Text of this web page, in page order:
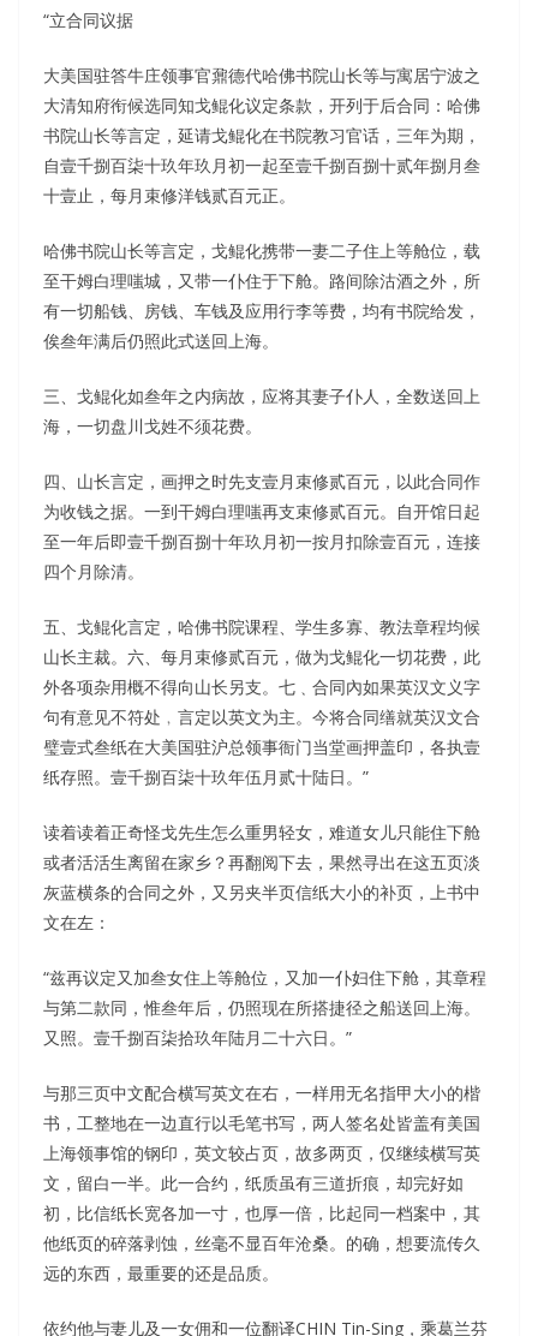
“立合同议据
大美国驻答牛庄领事官鼐德代哈佛书院山长等与寓居宁波之
大清知府衔候选同知戈鲲化议定条款，开列于后合同：哈佛
书院山长等言定，延请戈鲲化在书院教习官话，三年为期，
自壹千捌百柒十玖年玖月初一起至壹千捌百捌十贰年捌月叁
十壹止，每月束修洋钱贰百元正。
哈佛书院山长等言定，戈鲲化携带一妻二子住上等舱位，载
至干姆白理嗤城，又带一仆住于下舱。路间除沽酒之外，所
有一切船钱、房钱、车钱及应用行李等费，均有书院给发，
俟叁年满后仍照此式送回上海。
三、戈鲲化如叁年之内病故，应将其妻子仆人，全数送回上
海，一切盘川戈姓不须花费。
四、山长言定，画押之时先支壹月束修贰百元，以此合同作
为收钱之据。一到干姆白理嗤再支束修贰百元。自开馆日起
至一年后即壹千捌百捌十年玖月初一按月扣除壹百元，连接
四个月除清。
五、戈鲲化言定，哈佛书院课程、学生多寡、教法章程均候
山长主裁。六、每月束修贰百元，做为戈鲲化一切花费，此
外各项杂用概不得向山长另支。七﹑合同內如果英汉文义字
句有意见不符处﹐言定以英文为主。今将合同缮就英汉文合
璧壹式叁纸在大美国驻沪总领事衙门当堂画押盖印，各执壹
纸存照。壹千捌百柒十玖年伍月贰十陆日。”
读着读着正奇怪戈先生怎么重男轻女，难道女儿只能住下舱
或者活活生离留在家乡？再翻阅下去，果然寻出在这五页淡
灰蓝横条的合同之外，又另夹半页信纸大小的补页，上书中
文在左：
“兹再议定又加叁女住上等舱位，又加一仆妇住下舱，其章程
与第二款同，惟叁年后，仍照现在所搭捷径之船送回上海。
又照。壹千捌百柒拾玖年陆月二十六日。”
与那三页中文配合横写英文在右，一样用无名指甲大小的楷
书，工整地在一边直行以毛笔书写，两人签名处皆盖有美国
上海领事馆的钢印，英文较占页，故多两页，仅继续横写英
文，留白一半。此一合约，纸质虽有三道折痕，却完好如
初，比信纸长宽各加一寸，也厚一倍，比起同一档案中，其
他纸页的碎落剥蚀，丝毫不显百年沧桑。的确，想要流传久
远的东西，最重要的还是品质。
依约他与妻儿及一女佣和一位翻译CHIN Tin-Sing，乘葛兰芬